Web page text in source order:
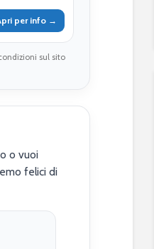
per info →
sul sito
o vuoi
felici di